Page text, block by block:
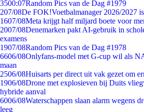
3500:07Random Pics van de Dag #1979
207/08De FOK!Voetbalmanager 2026/2027
1607/08Meta krijgt half miljard boete voor
2007/08Denemarken pakt AI-gebruik in
examens
1907/08Random Pics van de Dag #1978
6606/08Onlyfans-model met G-cup wil als
maan
2506/08Huisarts per direct uit vak gezet om
1906/08Drone met explosieven bij Duits
hybride aanval
6006/08Waterschappen slaan alarm wegens
leeg